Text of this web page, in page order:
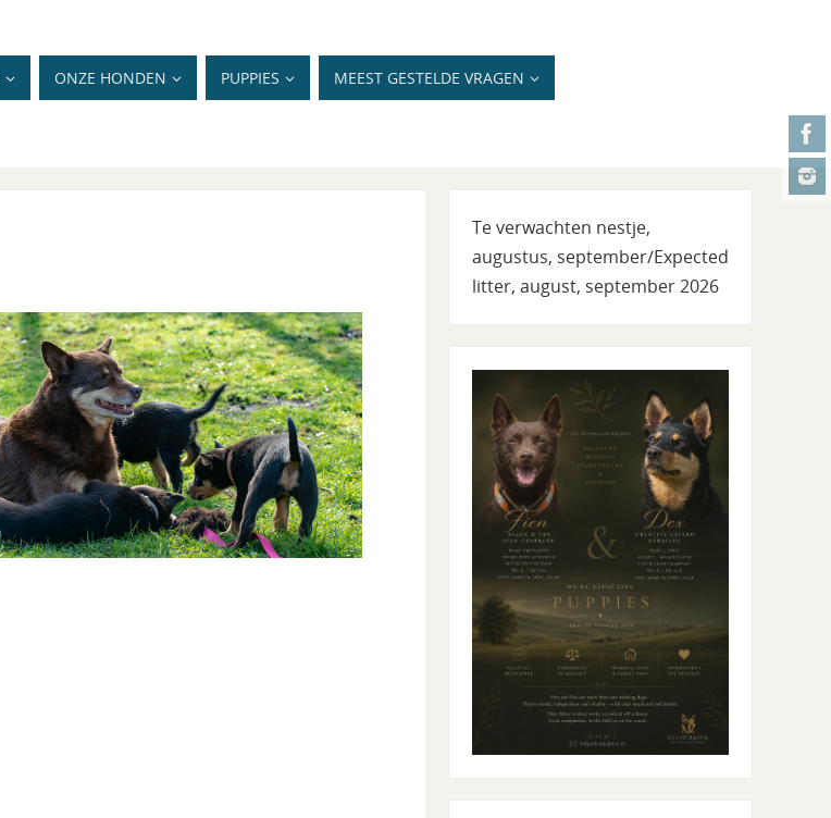
ONZE HONDEN PUPPIES MEEST GESTELDE VRAGEN
Te verwachten nestje,
augustus, september/Expected
litter, august, september 2026